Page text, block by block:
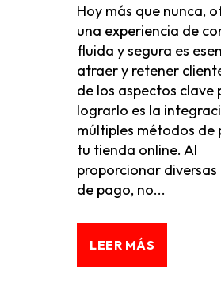
Hoy más que nunca,
una experiencia de
fluida y segura es
atraer y retener
de los aspectos clave
lograrlo es la
múltiples métodos de
tu tienda online. Al
proporcionar diversas
de pago, no...
LEER MÁS